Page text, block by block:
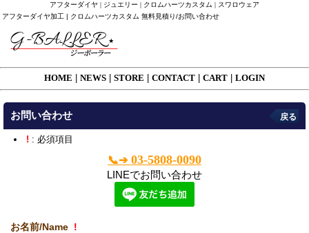
アフターダイヤ | ジュエリー | クロムハーツカスタム | スワロウェア
アフターダイヤ加工 | クロムハーツカスタム 無料見積り/お問い合わせ
HOME NEWS STORE CONTACT CART LOGIN
お問い合わせ 戻る
! : 必須項目
📞➔03-5808-0090
LINEでお問い合わせ
お名前/Name !